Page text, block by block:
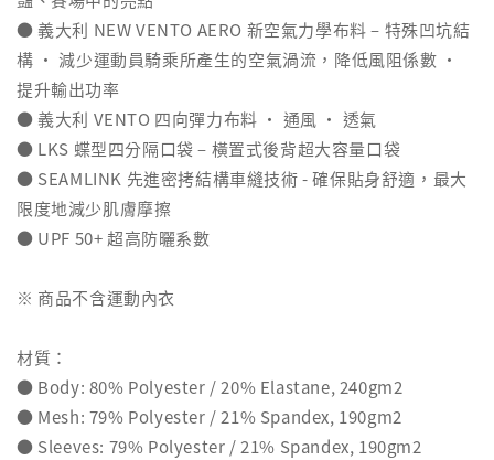
● 義大利 NEW VENTO AERO 新空氣力學布料 – 特殊凹坑結
構 ‧ 減少運動員騎乘所產生的空氣渦流，降低風阻係數 ‧
提升輸出功率
● 義大利 VENTO 四向彈力布料 ‧ 通風 ‧ 透氣
● LKS 蝶型四分隔口袋 – 橫置式後背超大容量口袋
● SEAMLINK 先進密拷結構車縫技術 - 確保貼身舒適，最大
限度地減少肌膚摩擦
● UPF 50+ 超高防曬系數
※ 商品不含運動內衣
材質：
● Body: 80% Polyester / 20% Elastane, 240gm2
● Mesh: 79% Polyester / 21% Spandex, 190gm2
● Sleeves: 79% Polyester / 21% Spandex, 190gm2